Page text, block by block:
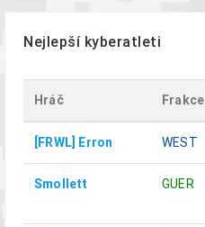
Nejlepší kyberatleti
Hráč Frakce
[FRWL] Erron WEST
Smollett GUER